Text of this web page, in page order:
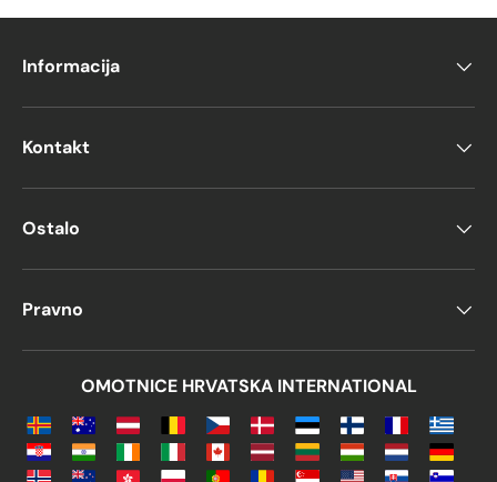
Informacija
Kontakt
Ostalo
Pravno
OMOTNICE HRVATSKA INTERNATIONAL